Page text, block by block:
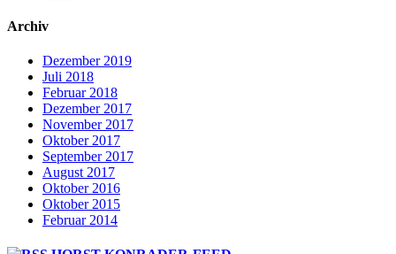
Archiv
Dezember 2019
Juli 2018
Februar 2018
Dezember 2017
November 2017
Oktober 2017
September 2017
August 2017
Oktober 2016
Oktober 2015
Februar 2014